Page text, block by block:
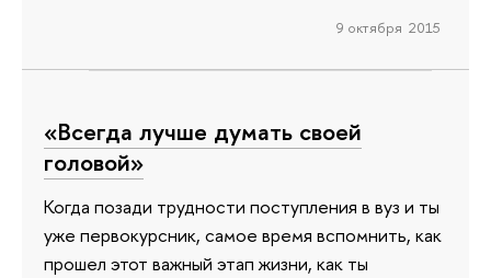
9 октября 2015
«Всегда лучше думать своей
головой»
Когда позади трудности поступления в вуз и ты
уже первокурсник, самое время вспомнить, как
прошел этот важный этап жизни, как ты